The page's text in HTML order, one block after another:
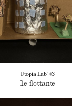
Utopia Lab' #3
Ile flottante